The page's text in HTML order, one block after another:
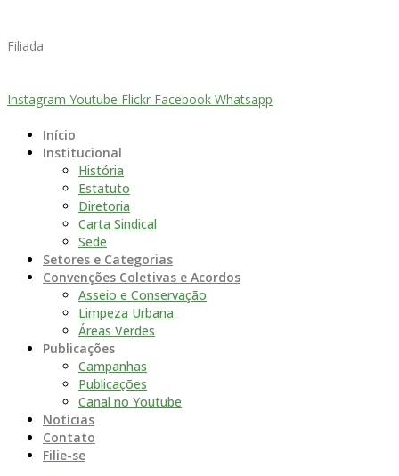
Filiada
Instagram Youtube Flickr Facebook Whatsapp
Início
Institucional
História
Estatuto
Diretoria
Carta Sindical
Sede
Setores e Categorias
Convenções Coletivas e Acordos
Asseio e Conservação
Limpeza Urbana
Áreas Verdes
Publicações
Campanhas
Publicações
Canal no Youtube
Notícias
Contato
Filie-se